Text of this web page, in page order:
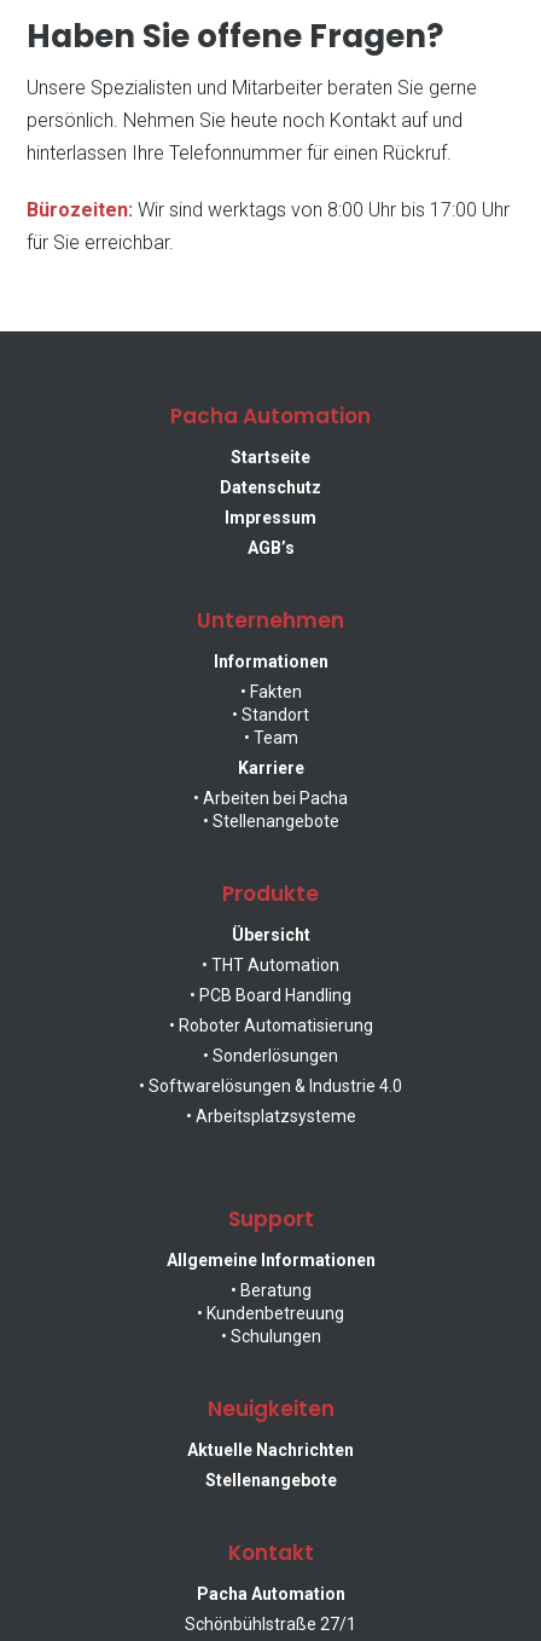
Softwarelösungen & Industrie 4.0
Arbeitsplatz-Systeme
Products &
Solutions
Your specialist for automation technology in electronics
THT Automation Solutions
PCB Board Handling
Software Solutions & Industry 4.0
Workplace Systems
Haben Sie offene Fragen?
Unsere Spezialisten und Mitarbeiter beraten Sie gerne
persönlich. Nehmen Sie heute noch Kontakt auf und
hinterlassen Ihre Telefonnummer für einen Rückruf.
Bürozeiten: Wir sind werktags von 8:00 Uhr bis 17:00 Uhr
für Sie erreichbar.
Pacha Automation
Startseite
Datenschutz
Impressum
AGB’s
Unternehmen
Informationen
• Fakten
• Standort
• Team
Karriere
• Arbeiten bei Pacha
• Stellenangebote
Produkte
Übersicht
• THT Automation
• PCB Board Handling
• Roboter Automatisierung
• Sonderlösungen
• Softwarelösungen & Industrie 4.0
• Arbeitsplatzsysteme
Support
Allgemeine Informationen
• Beratung
• Kundenbetreuung
• Schulungen
Neuigkeiten
Aktuelle Nachrichten
Stellenangebote
Kontakt
Pacha Automation
Schönbühlstraße 27/1